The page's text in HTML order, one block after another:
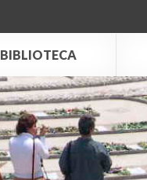
BIBLIOTECA